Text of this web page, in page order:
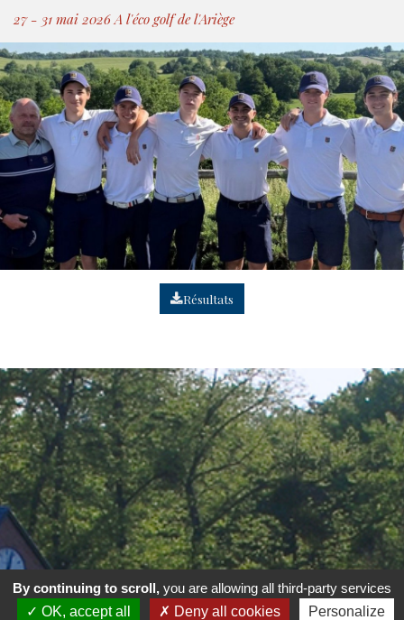
27 - 31 mai 2026 A l'éco golf de l'Ariège
Résultats
By continuing to scroll, you are allowing all third-party services
OK, accept all
Deny all cookies Personalize